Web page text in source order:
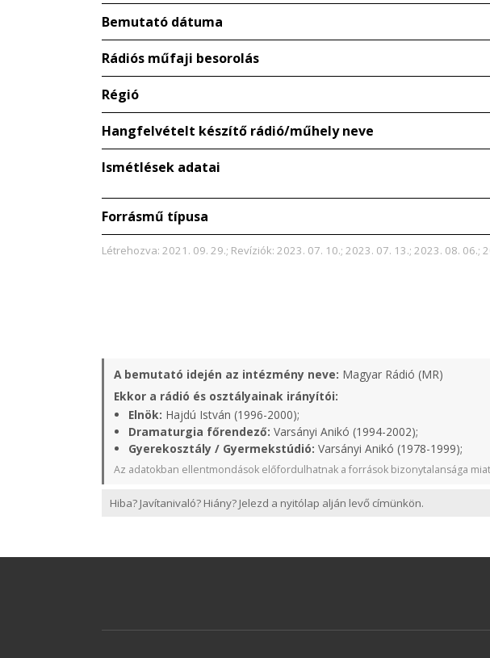
Bemutató dátuma
Rádiós műfaji besorolás
Régió
Hangfelvételt készítő rádió/műhely neve
Ismétlések adatai
Forrásmű típusa
Létrehozva: 2021. 09. 29.; Revíziók: 2023. 07. 10.; 2023. 07. 13.; 2023. 08. 06.;
A bemutató idején az intézmény neve: Magyar Rádió (MR)
Ekkor a rádió és osztályainak irányítói:
Elnök: Hajdú István (1996-2000);
Dramaturgia főrendező: Varsányi Anikó (1994-2002);
Gyerekosztály / Gyermekstúdió: Varsányi Anikó (1978-1999);
Az adatokban ellentmondások előfordulhatnak a források bizonytalansága
Hiba? Javítanivaló? Hiány? Jelezd a nyitólap alján levő címünkön.